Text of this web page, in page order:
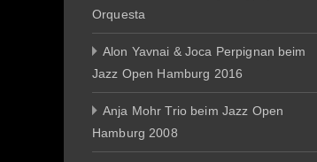
Orquesta
Alon Yavnai & Joca Perpignan beim
Jazz Open Hamburg 2016
Anja Mohr Trio beim Jazz Open
Hamburg 2008